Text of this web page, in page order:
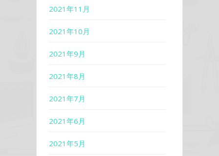
2021年11月
2021年10月
2021年9月
2021年8月
2021年7月
2021年6月
2021年5月